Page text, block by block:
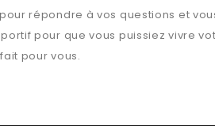
répondre à vos questions et
pour que vous puissiez vivre
pour vous.